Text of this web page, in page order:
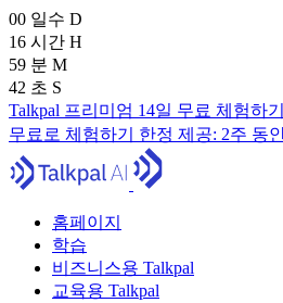
00 일수 D
16 시간 H
59 분 M
41 초 S
Talkpal 프리미엄 14일 무료 체험하기
무료로 체험하기 한정 제공: 2주 동
홈페이지
학습
비즈니스용 Talkpal
교육용 Talkpal